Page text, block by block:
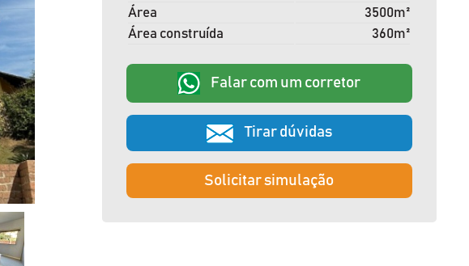
Área
3500m²
Área construída
360m²
Falar com um corretor
Tirar dúvidas
Solicitar simulação